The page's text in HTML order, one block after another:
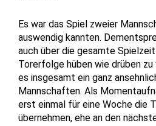
Es war das Spiel zweier
auswendig kannten.
auch über die gesamte
Torerfolge hüben wie drüben zu
es insgesamt ein ganz
Mannschaften. Als
erst einmal für eine Woche die
übernehmen, ehe an den